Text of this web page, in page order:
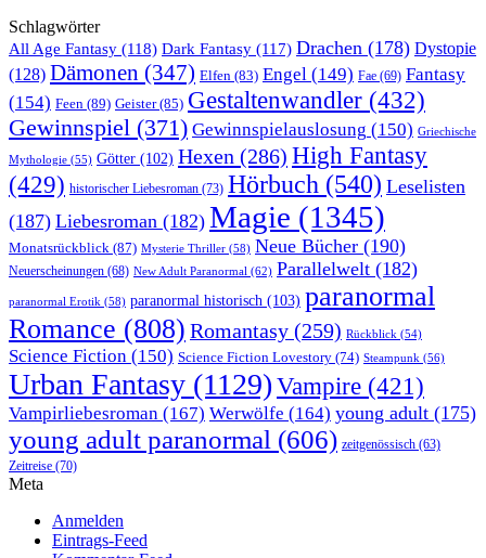
Schlagwörter
All Age Fantasy (118) Dark Fantasy (117) Drachen (178) Dystopie
(128) Dämonen (347) Elfen (83) Engel (149) Fae (69) Fantasy
(154) Feen (89) Geister(85) Gestaltenwandler (432)
Gewinnspiel (371) Gewinnspielauslosung (150) Griechische
Mythologie (55) Götter (102) Hexen (286) High Fantasy
(429) historischer Liebesroman (73) Hörbuch (540) Leselisten
(187) Liebesroman (182) Magie (1345)
Monatsrückblick (87) Mysterie Thriller (58) Neue Bücher (190)
Neuerscheinungen (68) New Adult Paranormal (62) Parallelwelt (182)
paranormal Erotik (58) paranormal historisch (103) paranormal
Romance (808) Romantasy (259) Rückblick (54)
Science Fiction (150) Science Fiction Lovestory (74) Steampunk (56)
Urban Fantasy (1129) Vampire (421)
Vampirliebesroman (167) Werwölfe (164) young adult (175)
young adult paranormal (606) zeitgenössisch (63)
Zeitreise (70)
Meta
Anmelden
Eintrags-Feed